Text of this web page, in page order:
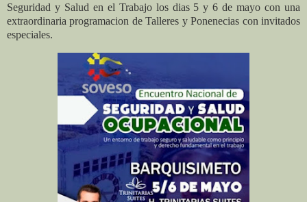
Seguridad y Salud en el Trabajo los dias 5 y 6 de mayo con una
extraordinaria programacion de Talleres y Ponenecias con invitados
especiales.